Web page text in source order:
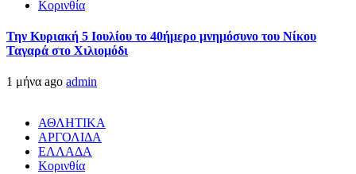
Κορινθία
Την Κυριακή 5 Ιουλίου το 40ήμερο μνημόσυνο του Νίκου
Ταγαρά στο Χιλιομόδι
1 μήνα ago admin
ΑΘΛΗΤΙΚΑ
ΑΡΓΟΛΙΔΑ
ΕΛΛΑΔΑ
Κορινθία